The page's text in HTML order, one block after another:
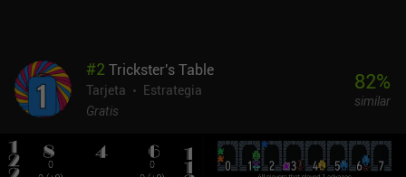
a parecer coser y cantar. Hasta que probamos el modo hardcore,
claro.Beecarbonize es completamente gratuito, sin anuncios ni
iAPs.Consigue mantener un bucle de juego cautivador, abordar un
ofrecer breves fragmentos de material educativo a través de las
descripciones de las cartas.
#2 Trickster's Table
Tarjeta
Estrategia
Gratis
82%
similar